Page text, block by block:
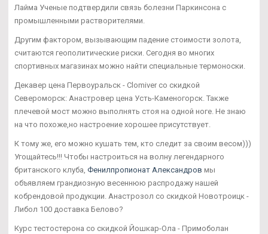
Лайма Ученые подтвердили связь болезни Паркинсона с
промышленными растворителями.
Другим фактором, вызывающим падение стоимости золота,
считаются геополитические риски. Сегодня во многих
спортивных магазинах можно найти специальные термоноски.
Декавер цена Первоуральск - Clomiver со скидкой
Североморск: Анастровер цена Усть-Каменогорск. Также
плечевой мост можно выполнять стоя на одной ноге. Не знаю
на что похоже,но настроение хорошее присутствует.
К тому же, его можно кушать тем, кто следит за своим весом)))
Угощайтесь!!! Чтобы настроиться на волну легендарного
британского клуба, Фенилпропионат Александров мы
объявляем грандиозную весеннюю распродажу нашей
кобрендовой продукции. Анастрозол со скидкой Новотроицк -
Либол 100 доставка Белово?
Курс тестостерона со скидкой Йошкар-Ола - Примоболан